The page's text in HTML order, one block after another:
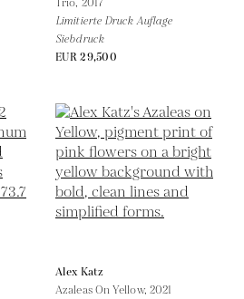
Limitierte Druck Auflage
Siebdruck
EUR 29,500
Alex Katz
Azaleas On Yellow, 2021